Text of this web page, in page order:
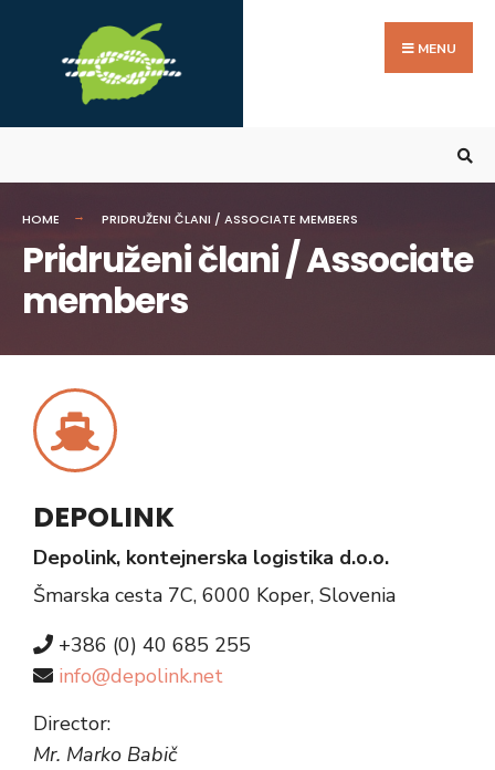
MENU
HOME PRIDRUŽENI ČLANI / ASSOCIATE MEMBERS
Pridruženi člani / Associate
members
DEPOLINK
Depolink, kontejnerska logistika d.o.o.
Šmarska cesta 7C, 6000 Koper, Slovenia
+386 (0) 40 685 255
info@depolink.net
Director:
Mr. Marko Babič